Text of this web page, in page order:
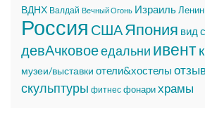
ВДНХ Валдай Вечный Огонь Израиль Ленин
Россия СШАЯпония вид
девАчковоеедальни ивент
музеи/выставки отели&хостелы
скульптуры фитнес фонарихрамы